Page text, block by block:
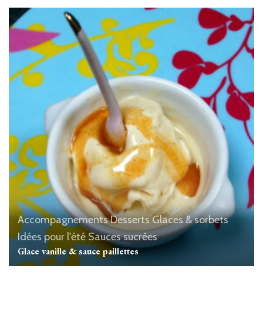
AccompagnementsDesserts Glaces & sorbets
Idées pour l'été Sauces sucrées
Glace vanille & sauce paillettes